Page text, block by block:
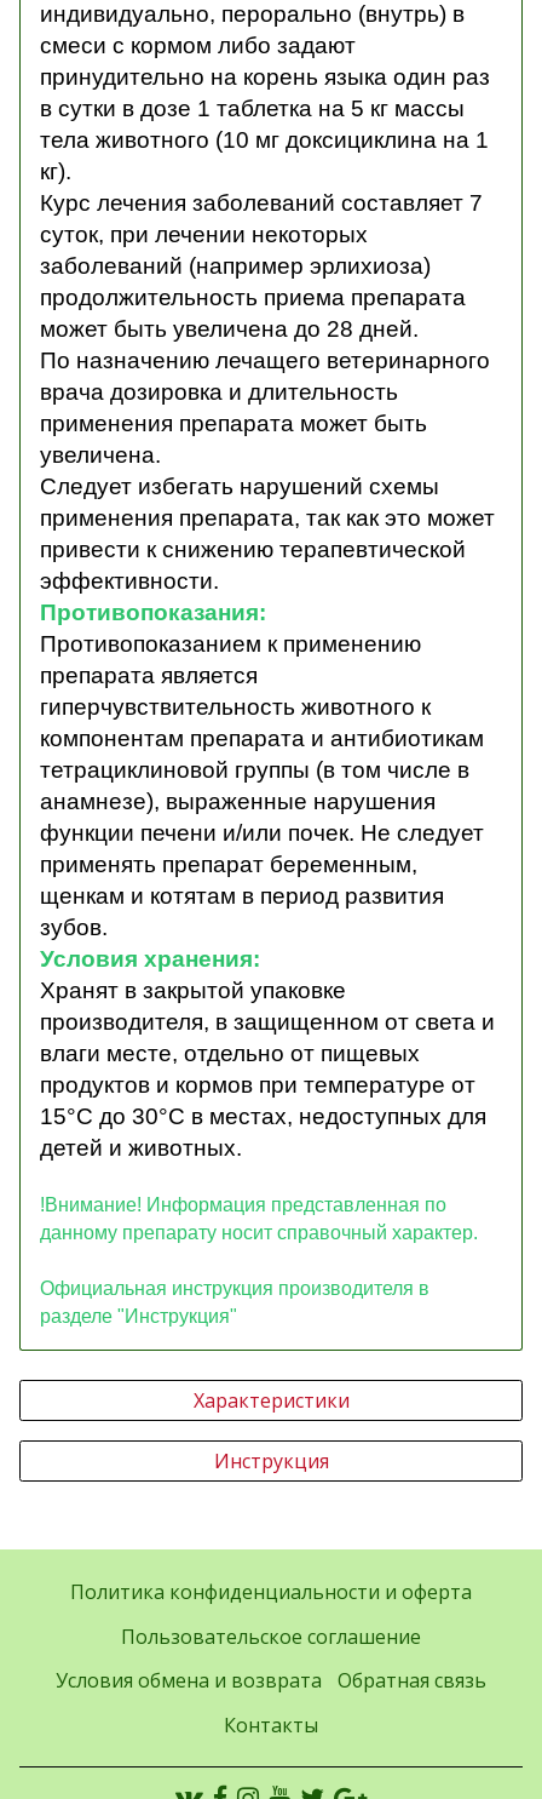
индивидуально, перорально (внутрь) в
смеси с кормом либо задают
принудительно на корень языка один раз
в сутки в дозе 1 таблетка на 5 кг массы
тела животного (10 мг доксициклина на 1
кг).
Курс лечения заболеваний составляет 7
суток, при лечении некоторых
заболеваний (например эрлихиоза)
продолжительность приема препарата
может быть увеличена до 28 дней.
По назначению лечащего ветеринарного
врача дозировка и длительность
применения препарата может быть
увеличена.
Следует избегать нарушений схемы
применения препарата, так как это может
привести к снижению терапевтической
эффективности.
Противопоказания:
Противопоказанием к применению
препарата является
гиперчувствительность животного к
компонентам препарата и антибиотикам
тетрациклиновой группы (в том числе в
анамнезе), выраженные нарушения
функции печени и/или почек. Не следует
применять препарат беременным,
щенкам и котятам в период развития
зубов.
Условия хранения:
Хранят в закрытой упаковке
производителя, в защищенном от света и
влаги месте, отдельно от пищевых
продуктов и кормов при температуре от
15°С до 30°С в местах, недоступных для
детей и животных.
!Внимание! Информация представленная по
данному препарату носит справочный характер.
Официальная инструкция производителя в
разделе "Инструкция"
Характеристики
Инструкция
Политика конфиденциальности и оферта
Пользовательское соглашение
Условия обмена и возврата
Обратная связь
Контакты